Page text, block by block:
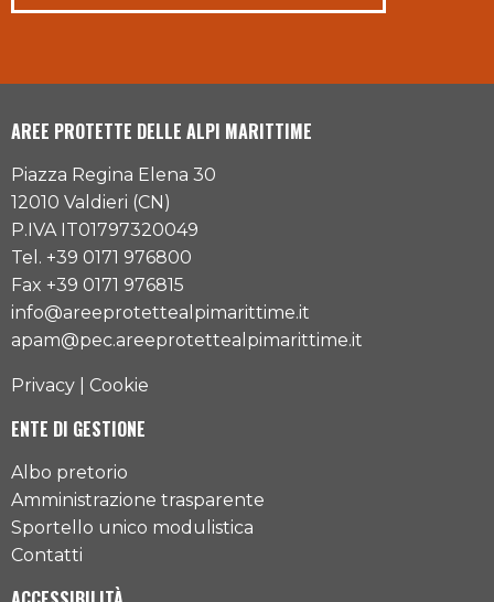
AREE PROTETTE DELLE ALPI MARITTIME
Piazza Regina Elena 30
12010 Valdieri (CN)
P.IVA IT01797320049
Tel. +39 0171 976800
Fax +39 0171 976815
info@areeprotettealpimarittime.it
apam@pec.areeprotettealpimarittime.it
Privacy Cookie
ENTE DI GESTIONE
Albo pretorio
Amministrazione trasparente
Sportello unico modulistica
Contatti